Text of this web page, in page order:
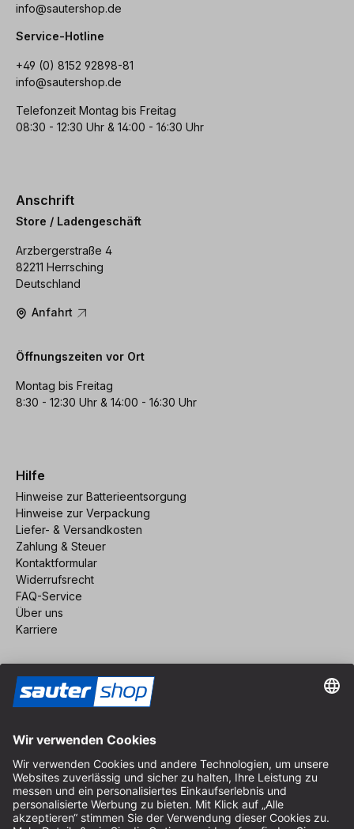
info@sautershop.de
Service-Hotline
+49 (0) 8152 92898-81
info@sautershop.de
Telefonzeit Montag bis Freitag
08:30 - 12:30 Uhr & 14:00 - 16:30 Uhr
Anschrift
Store / Ladengeschäft
Arzbergerstraße 4
82211 Herrsching
Deutschland
Anfahrt
Öffnungszeiten vor Ort
Montag bis Freitag
8:30 - 12:30 Uhr & 14:00 - 16:30 Uhr
Hilfe
Hinweise zur Batterieentsorgung
Hinweise zur Verpackung
Liefer- & Versandkosten
Zahlung & Steuer
Kontaktformular
Widerrufsrecht
FAQ-Service
Über uns
Karriere
Impressum
AGB
Datenschutz